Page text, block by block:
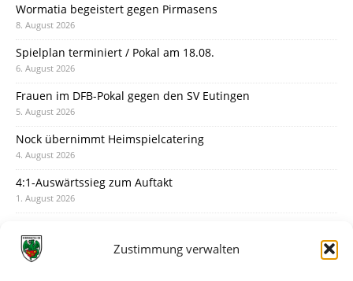
Zustimmung verwalten
Wormatia begeistert gegen Pirmasens
8. August 2026
Spielplan terminiert / Pokal am 18.08.
6. August 2026
Frauen im DFB-Pokal gegen den SV Eutingen
5. August 2026
Nock übernimmt Heimspielcatering
4. August 2026
4:1-Auswärtssieg zum Auftakt
1. August 2026
31. Juli 2026